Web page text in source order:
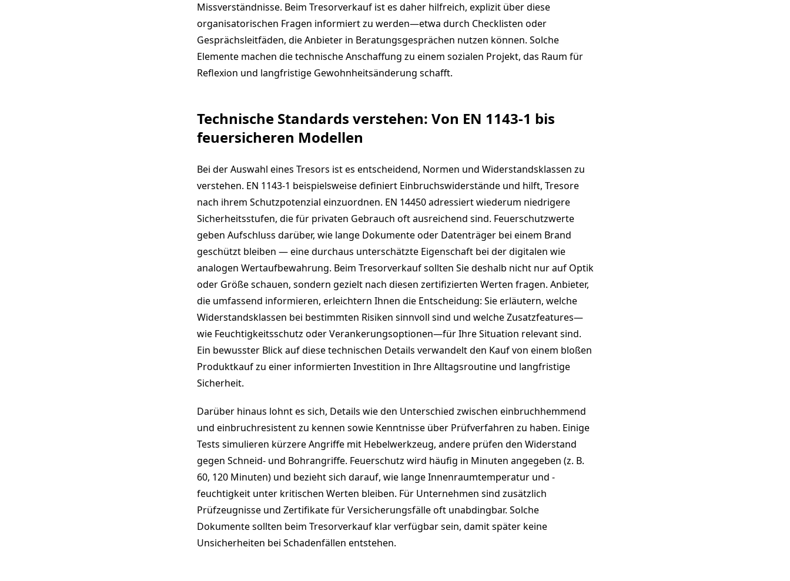
Missverständnisse. Beim Tresorverkauf ist es daher hilfreich, explizit über diese
organisatorischen Fragen informiert zu werden—etwa durch Checklisten oder
Gesprächsleitfäden, die Anbieter in Beratungsgesprächen nutzen können. Solche
Elemente machen die technische Anschaffung zu einem sozialen Projekt, das Raum für
Reflexion und langfristige Gewohnheitsänderung schafft.
Technische Standards verstehen: Von EN 1143-1 bis
feuersicheren Modellen
Bei der Auswahl eines Tresors ist es entscheidend, Normen und Widerstandsklassen zu
verstehen. EN 1143-1 beispielsweise definiert Einbruchswiderstände und hilft, Tresore
nach ihrem Schutzpotenzial einzuordnen. EN 14450 adressiert wiederum niedrigere
Sicherheitsstufen, die für privaten Gebrauch oft ausreichend sind. Feuerschutzwerte
geben Aufschluss darüber, wie lange Dokumente oder Datenträger bei einem Brand
geschützt bleiben — eine durchaus unterschätzte Eigenschaft bei der digitalen wie
analogen Wertaufbewahrung. Beim Tresorverkauf sollten Sie deshalb nicht nur auf Optik
oder Größe schauen, sondern gezielt nach diesen zertifizierten Werten fragen. Anbieter,
die umfassend informieren, erleichtern Ihnen die Entscheidung: Sie erläutern, welche
Widerstandsklassen bei bestimmten Risiken sinnvoll sind und welche Zusatzfeatures—
wie Feuchtigkeitsschutz oder Verankerungsoptionen—für Ihre Situation relevant sind.
Ein bewusster Blick auf diese technischen Details verwandelt den Kauf von einem bloßen
Produktkauf zu einer informierten Investition in Ihre Alltagsroutine und langfristige
Sicherheit.
Darüber hinaus lohnt es sich, Details wie den Unterschied zwischen einbruchhemmend
und einbruchresistent zu kennen sowie Kenntnisse über Prüfverfahren zu haben. Einige
Tests simulieren kürzere Angriffe mit Hebelwerkzeug, andere prüfen den Widerstand
gegen Schneid- und Bohrangriffe. Feuerschutz wird häufig in Minuten angegeben (z. B.
60, 120 Minuten) und bezieht sich darauf, wie lange Innenraumtemperatur und -
feuchtigkeit unter kritischen Werten bleiben. Für Unternehmen sind zusätzlich
Prüfzeugnisse und Zertifikate für Versicherungsfälle oft unabdingbar. Solche
Dokumente sollten beim Tresorverkauf klar verfügbar sein, damit später keine
Unsicherheiten bei Schadenfällen entstehen.